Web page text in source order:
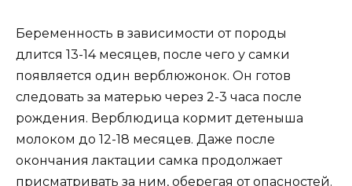
Беременность в зависимости от породы
длится 13-14 месяцев, после чего у самки
появляется один верблюжонок. Он готов
следовать за матерью через 2-3 часа после
рождения. Верблюдица кормит детеныша
молоком до 12-18 месяцев. Даже после
окончания лактации самка продолжает
присматривать за ним, оберегая от опасностей.